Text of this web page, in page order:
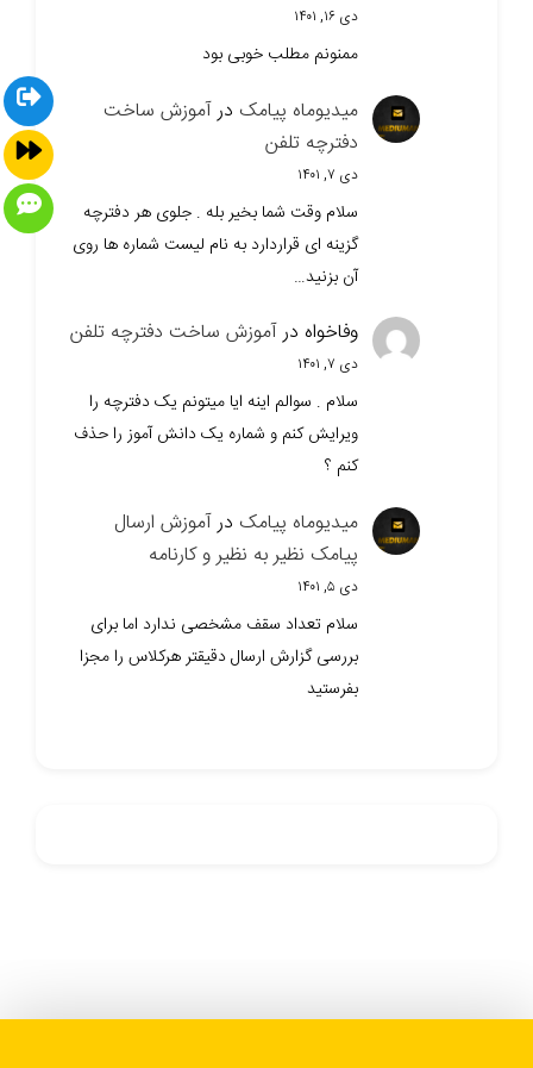
دی ۱۶, ۱۴۰۱
ممنونم مطلب خوبی بود
میدیوماه پیامک درآموزش ساخت
دفترچه تلفن
دی ۷, ۱۴۰۱
سلام وقت شما بخیر بله . جلوی هر دفترچه
گزینه ای قراردارد به نام لیست شماره ها روی
آن بزنید…
وفاخواه درآموزش ساخت دفترچه تلفن
دی ۷, ۱۴۰۱
سلام . سوالم اینه ایا میتونم یک دفترچه را
ویرایش کنم و شماره یک دانش آموز را حذف
کنم ؟
میدیوماه پیامک درآموزش ارسال
پیامک نظیر به نظیر و کارنامه
دی ۵, ۱۴۰۱
سلام تعداد سقف مشخصی ندارد اما برای
بررسی گزارش ارسال دقیقتر هرکلاس را مجزا
بفرستید